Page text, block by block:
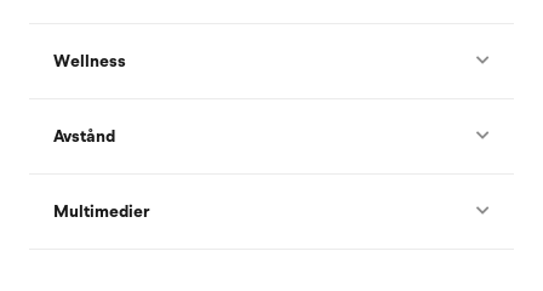
Wellness
Avstånd
Multimedier